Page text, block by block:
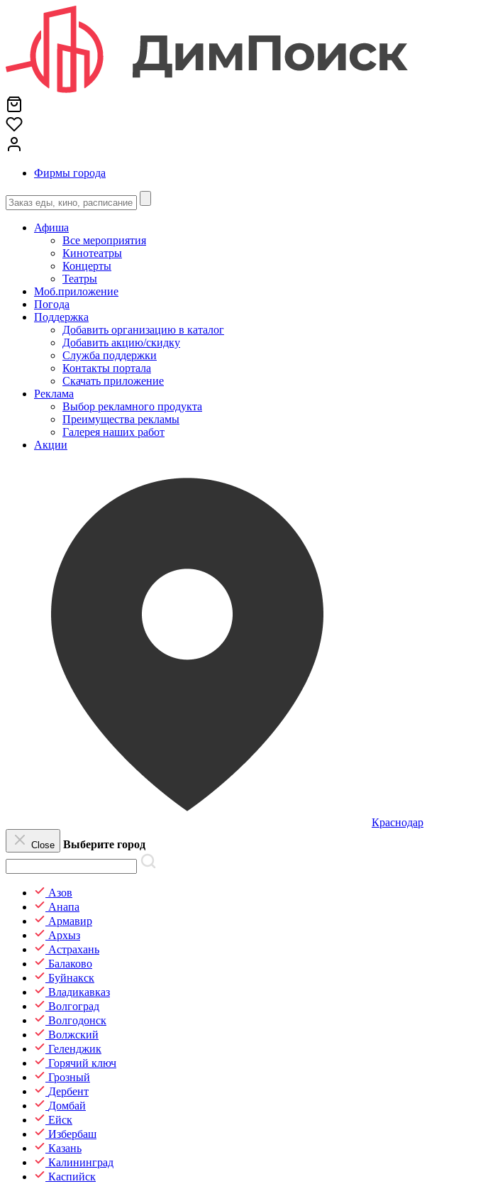
Фирмы города
Афиша
Все мероприятия
Кинотеатры
Концерты
Театры
Моб.приложение
Погода
Поддержка
Добавить организацию в каталог
Добавить акцию/скидку
Служба поддержки
Контакты портала
Скачать приложение
Реклама
Выбор рекламного продукта
Преимущества рекламы
Галерея наших работ
Акции
Краснодар
Close Выберите город
Азов
Анапа
Армавир
Архыз
Астрахань
Балаково
Буйнакск
Владикавказ
Волгоград
Волгодонск
Волжский
Геленджик
Горячий ключ
Грозный
Дербент
Домбай
Ейск
Избербаш
Казань
Калининград
Каспийск